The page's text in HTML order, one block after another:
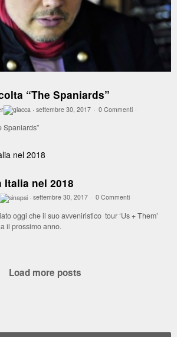
“The Spaniards”
· settembre 30, 2017 · 0 Commenti ·
Spaniards”
Italia nel 2018
· settembre 30, 2017 · 0 Commenti ·
oggi che il suo avveniristico tour ‘Us + Them’
il prossimo anno.
Load more posts